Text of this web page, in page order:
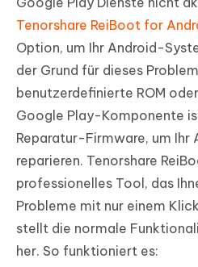
Tenorshare ReiBoot for
Option, um Ihr Android-
der Grund für dieses
benutzerdefinierte ROM
Google Play-Komponente
Reparatur-Firmware, um Ihr
reparieren. Tenorshare
professionelles Tool, das
Probleme mit nur einem
stellt die normale
her. So funktioniert es: